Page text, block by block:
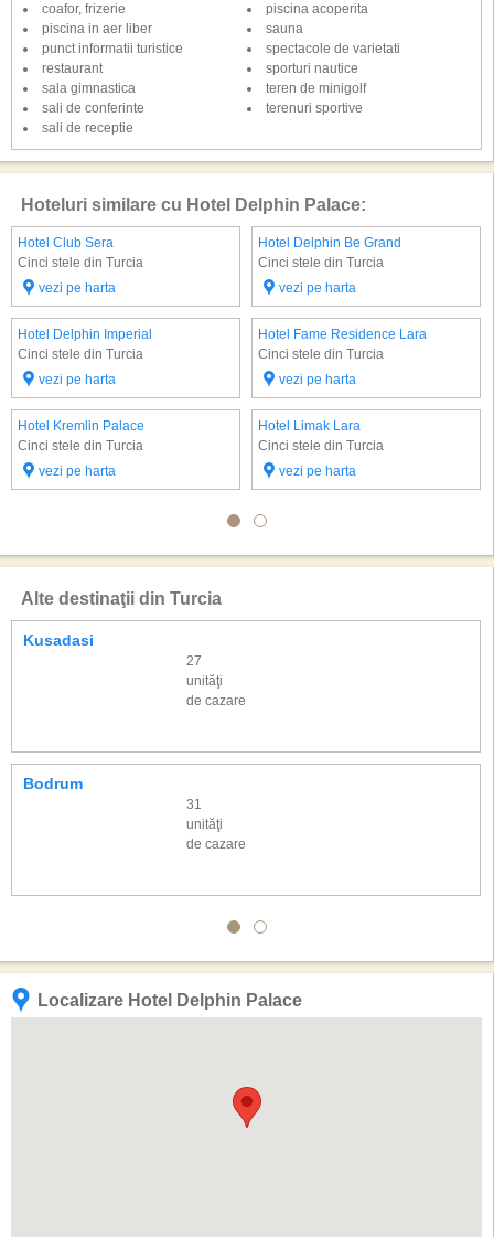
coafor, frizerie
piscina acoperita
piscina in aer liber
punct informatii turistice
restaurant
sala gimnastica
sali de conferinte
sali de receptie
sauna
spectacole de varietati
sporturi nautice
teren de minigolf
terenuri sportive
Hoteluri similare cu Hotel Delphin Palace:
Hotel Club Sera
Cinci stele din Turcia
vezi pe harta
Hotel Delphin Be Grand
Cinci stele din Turcia
vezi pe harta
Hotel Delphin Imperial
Cinci stele din Turcia
vezi pe harta
Hotel Fame Residence Lara
Cinci stele din Turcia
vezi pe harta
Hotel Kremlin Palace
Cinci stele din Turcia
vezi pe harta
Hotel Limak Lara
Cinci stele din Turcia
vezi pe harta
Alte destinaţii din Turcia
Kusadasi
27
unităţi
de cazare
Bodrum
31
unităţi
de cazare
Localizare Hotel Delphin Palace